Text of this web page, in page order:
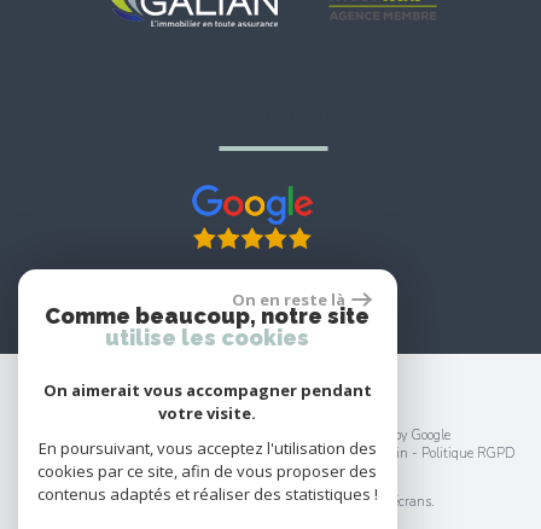
© 2026 | Tous droits réservés | Traduction powered by Google
Plan du site -Mentions légales-Nos honoraires-Liens-Admin - Politique RGPD
Site internet compatible multi-supports,
un seul site adaptable à tous les types d'écrans.
On en reste là
Comme beaucoup, notre site
utilise les cookies
On aimerait vous accompagner pendant
votre visite.
En poursuivant, vous acceptez l'utilisation des
cookies par ce site, afin de vous proposer des
contenus adaptés et réaliser des statistiques !